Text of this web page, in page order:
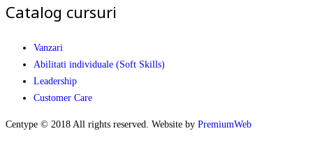
Catalog cursuri
Vanzari
Abilitati individuale (Soft Skills)
Leadership
Customer Care
Centype © 2018 All rights reserved. Website by PremiumWeb